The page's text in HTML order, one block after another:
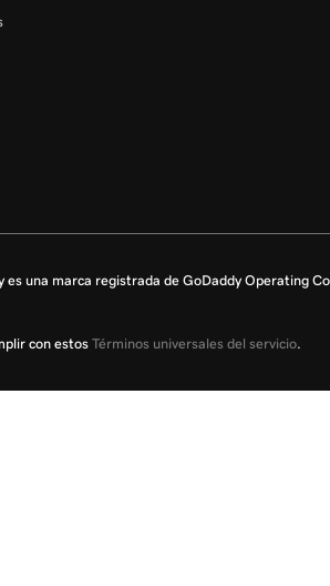
una marca registrada de GoDaddy Operating
con estos Términos universales del servicio.